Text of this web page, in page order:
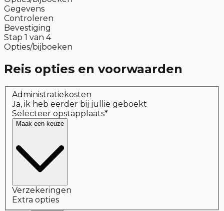
Gegevens
Controleren
Bevestiging
Stap 1 van 4
Opties/bijboeken
Reis opties en voorwaarden
Administratiekosten
Ja, ik heb eerder bij jullie geboekt
Selecteer opstapplaats*
Maak een keuze
Verzekeringen
Extra opties